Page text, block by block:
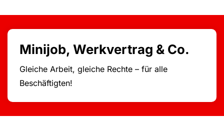
Minijob, Werkvertrag & Co.
Gleiche Arbeit, gleiche Rechte – für alle
Beschäftigten!